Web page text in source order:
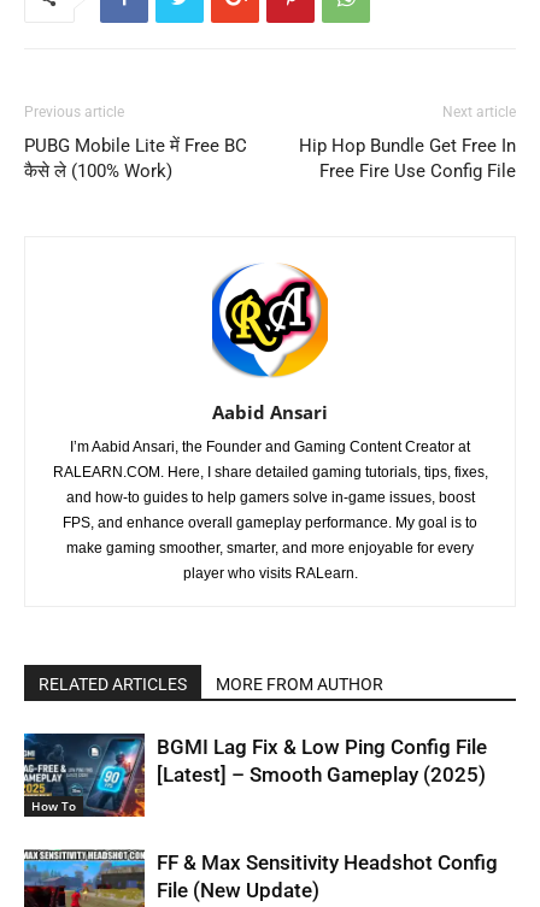
Previous article
PUBG Mobile Lite में Free BC
कैसे ले (100% Work)
Next article
Hip Hop Bundle Get Free In
Free Fire Use Config File
Aabid Ansari
I’m Aabid Ansari, the Founder and Gaming Content Creator at
RALEARN.COM. Here, I share detailed gaming tutorials, tips, fixes,
and how-to guides to help gamers solve in-game issues, boost
FPS, and enhance overall gameplay performance. My goal is to
make gaming smoother, smarter, and more enjoyable for every
player who visits RALearn.
RELATED ARTICLES MORE FROM AUTHOR
How To
BGMI Lag Fix & Low Ping Config File
[Latest] – Smooth Gameplay (2025)
FF & Max Sensitivity Headshot Config
File (New Update)